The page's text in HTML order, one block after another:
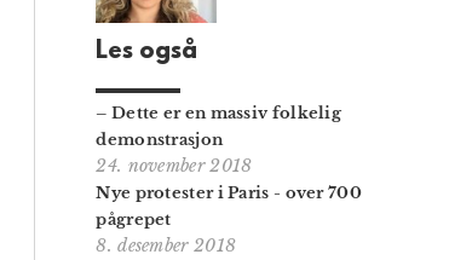
Les også
– Dette er en massiv folkelig
demonstrasjon
24. november 2018
Nye protester i Paris - over 700
pågrepet
8. desember 2018